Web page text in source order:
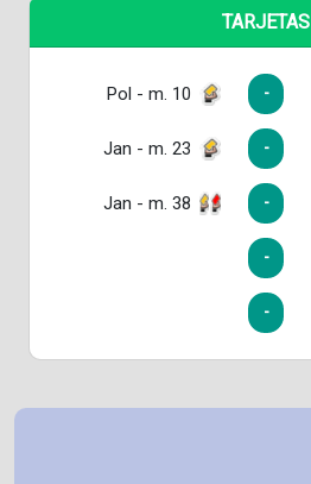
TARJETAS
Pol - m. 10 -
Jan - m. 23 -
Jan - m. 38 -
-
-